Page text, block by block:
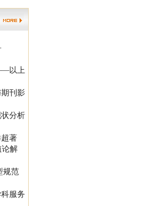
以上
刊影
分析
著
解
规范
服务